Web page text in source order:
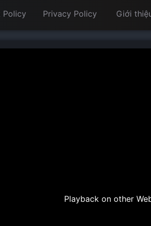
Policy Privacy Policy Giới
Playback on other